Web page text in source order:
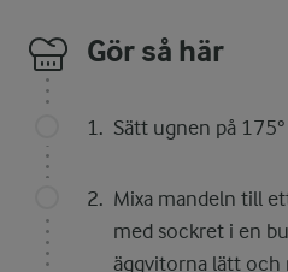
Gör så här
Sätt ugnen på
Mixa mandeln till
med sockret i en
äggvitorna lätt och